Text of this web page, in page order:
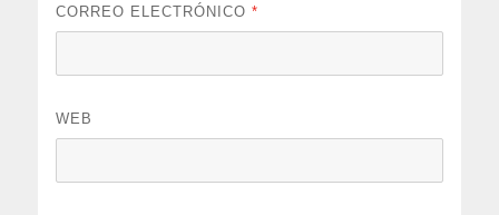
CORREO ELECTRÓNICO*
WEB